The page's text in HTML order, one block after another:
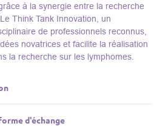
à la synergie entre la recherche
Think Tank Innovation, un
de professionnels reconnus,
novatrices et facilite la réalisation
la recherche sur les lymphomes.
façonne des initiatives de
et promeut l’unité parmi les
d'échange